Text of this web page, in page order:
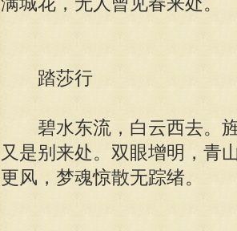
踏莎行
碧水东流，白云西去。旌
又是别来处。双眼增明，青
更风，梦魂惊散无踪绪。